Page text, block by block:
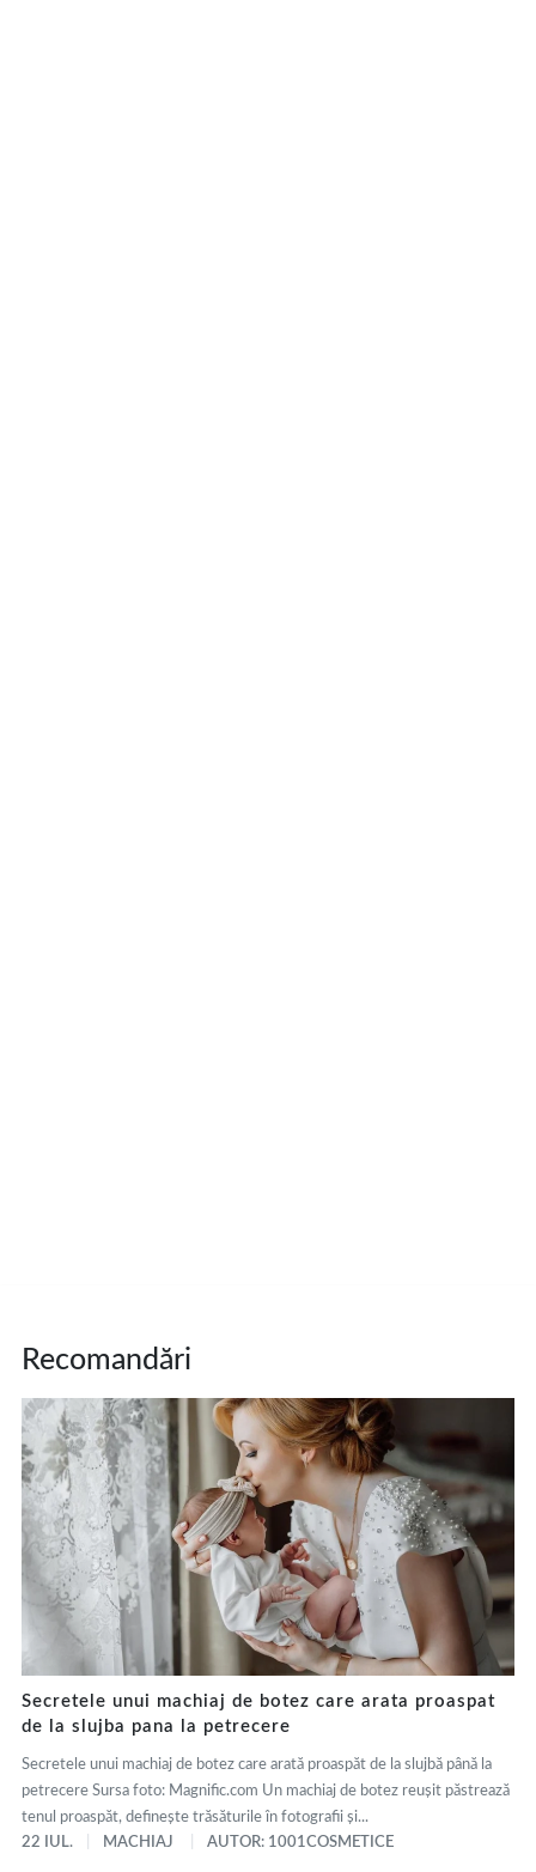
Recomandări
Secretele unui machiaj de botez care arata proaspat
de la slujba pana la petrecere
Secretele unui machiaj de botez care arată proaspăt de la slujbă până la
petrecere Sursa foto: Magnific.com Un machiaj de botez reușit păstrează
tenul proaspăt, definește trăsăturile în fotografii și...
22 IUL.
MACHIAJ AUTOR: 1001COSMETICE